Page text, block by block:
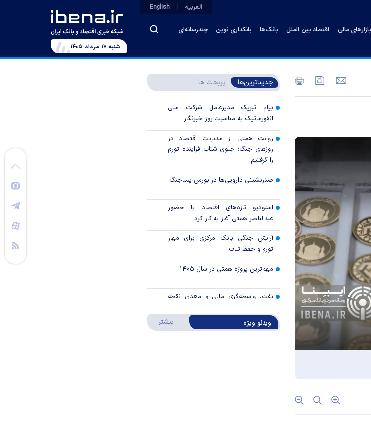
بازارهای مالی اقتصاد بین الملل بانک‌ها بانکداری نوین چندرسانه‌ای
العربیه English
شنبه ۱۷ مرداد ۱۴۰۵
جدیدترین‌ها پربحث ها
پیام تبریک مدیرعامل شرکت ملی
انفورماتیک به مناسبت روز خبرنگار
روایت همتی از مدیریت اقتصاد در
روزهای جنگ: جلوی شتاب فزاینده تورم
را گرفتیم
صدرنشینی دارویی‌ها در بورس پساجنگ
استودیو تازه‌های اقتصاد با حضور
عبدالناصر همتی آغاز به کار کرد
آرایش جنگی بانک مرکزی برای مهار
تورم و حفظ ثبات
مهم‌ترین پروژه همتی در سال ۱۴۰۵
نفت، واسطه‌گری مالی و معدن نقطه
خدمات بانک تجارت در یک نگاه
ویدئو ویژه بیشتر درباره ویدئو ویژه